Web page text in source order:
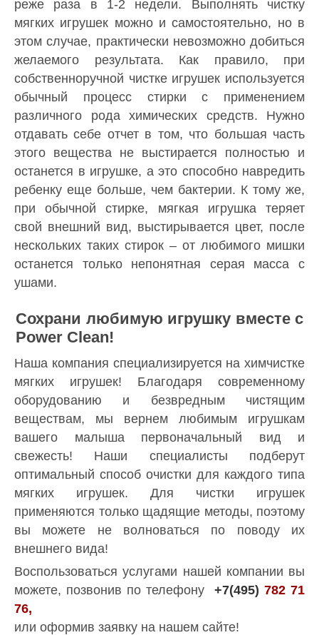
реже раза в 1-2 недели. Выполнять чистку
мягких игрушек можно и самостоятельно, но в
этом случае, практически невозможно добиться
желаемого результата. Как правило, при
собственноручной чистке игрушек используется
обычный процесс стирки с применением
различного рода химических средств. Нужно
отдавать себе отчет в том, что большая часть
этого вещества не выстирается полностью и
останется в игрушке, а это способно навредить
ребенку еще больше, чем бактерии. К тому же,
при обычной стирке, мягкая игрушка теряет
свой внешний вид, выстирывается цвет, после
нескольких таких стирок – от любимого мишки
останется только непонятная серая масса с
ушами.
Сохрани любимую игрушку вместе с
Power Clean!
Наша компания специализируется на химчистке
мягких игрушек! Благодаря современному
оборудованию и безвредным чистящим
веществам, мы вернем любимым игрушкам
вашего малыша первоначальный вид и
свежесть! Наши специалисты подберут
оптимальный способ очистки для каждого типа
мягких игрушек. Для чистки игрушек
применяются только щадящие методы, поэтому
вы можете не волноваться по поводу их
внешнего вида!
Воспользоваться услугами нашей компании вы
можете, позвонив по телефону
+7(495) 782 71
76,
или оформив заявку на нашем сайте!